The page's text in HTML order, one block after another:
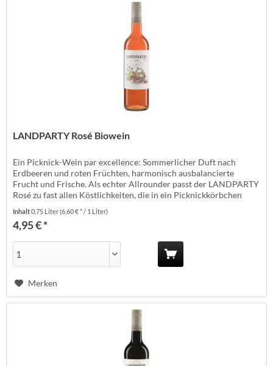
LANDPARTY Rosé Biowein
Ein Picknick-Wein par excellence: Sommerlicher Duft nach
Erdbeeren und roten Früchten, harmonisch ausbalancierte
Frucht und Frische. Als echter Allrounder passt der LANDPARTY
Rosé zu fast allen Köstlichkeiten, die in ein Picknickkörbchen
Deutschland Anbaugebiet: Rhein Anbauverband: Rebsorte:
Cuvée Jahrgang: Temperatur:...
Inhalt0.75 Liter(6,60 € * / 1 Liter)
4,95 € *
Merken